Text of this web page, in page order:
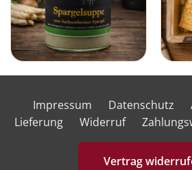
Impressum Datenschutz
Lieferung
Widerruf
Vertrag